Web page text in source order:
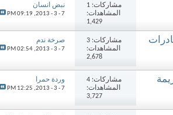
مشاركات: 1
المشاهدات:
1,429
نبض انسان
7 - 3 - 2013,
09:19 PM
مشاركات: 3
المشاهدات:
2,678
صرخة ندم
7 - 3 - 2013,
02:54 PM
مشاركات: 4
المشاهدات:
3,727
وردة حمرا
7 - 3 - 2013,
12:25 PM